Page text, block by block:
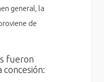
general, la
de
fueron